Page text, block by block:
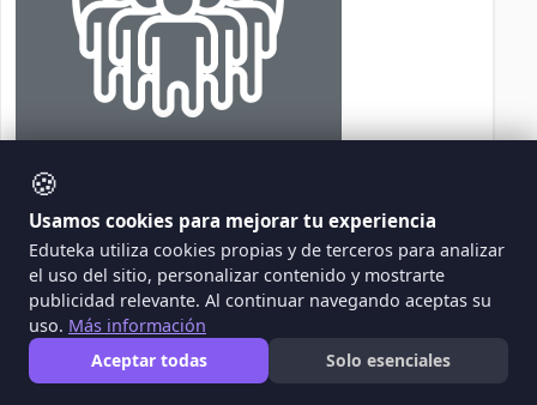
Valentina Cardona Gomez - Feb 27, 2015
Como Luchar Encontra De El
Maltrato Animal
🍪
Usamos cookies para mejorar tu experiencia
Eduteka utiliza cookies propias y de terceros para analizar
el uso del sitio, personalizar contenido y mostrarte
publicidad relevante. Al continuar navegando aceptas su
uso. Más información
Aceptar todas
Solo esenciales